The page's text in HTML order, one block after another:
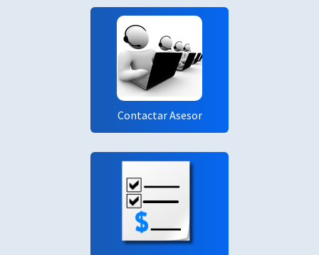
Contactar Asesor